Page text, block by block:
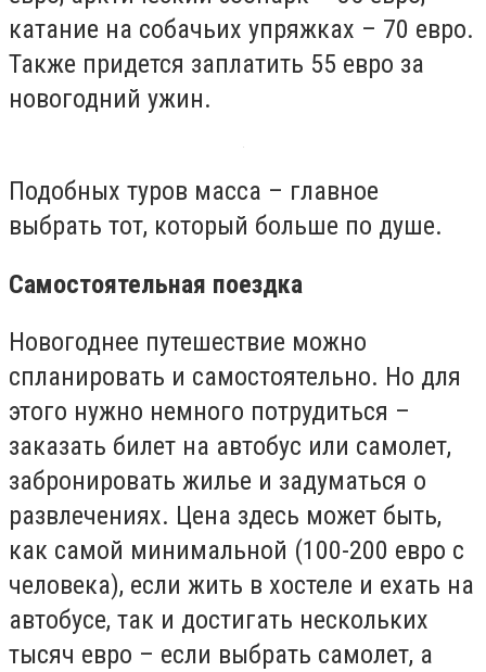
катание на собачьих упряжках – 70 евро.
Также придется заплатить 55 евро за
новогодний ужин.
Подобных туров масса – главное
выбрать тот, который больше по душе.
Самостоятельная поездка
Новогоднее путешествие можно
спланировать и самостоятельно. Но для
этого нужно немного потрудиться –
заказать билет на автобус или самолет,
забронировать жилье и задуматься о
развлечениях. Цена здесь может быть,
как самой минимальной (100-200 евро с
человека), если жить в хостеле и ехать на
автобусе, так и достигать нескольких
тысяч евро – если выбрать самолет, а